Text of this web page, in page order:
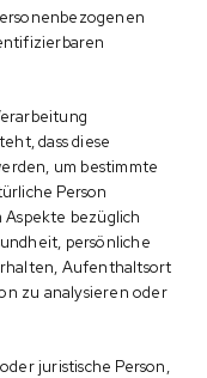
dass diese
um bestimmte
Person
bezüglich
persönliche
Aufenthaltsort
zu analysieren oder
juristische Person,